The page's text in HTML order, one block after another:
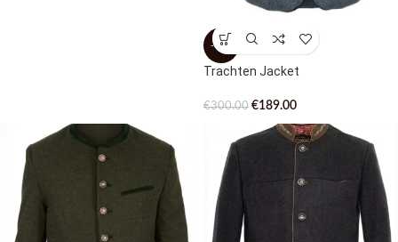
-37%
Trachten Jacket
€300.00 €189.00